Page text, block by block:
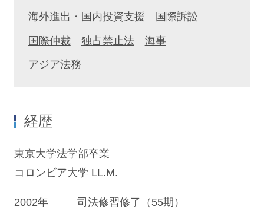
海外進出・国内投資支援 国際訴訟
国際仲裁 独占禁止法 海事
アジア法務
経歴
東京大学法学部卒業
コロンビア大学 LL.M.
2002年
司法修習修了（55期）